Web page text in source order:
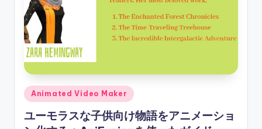
Posted
in
Animated Video Maker
ユーモラスな子供向け物語をアニメーショ